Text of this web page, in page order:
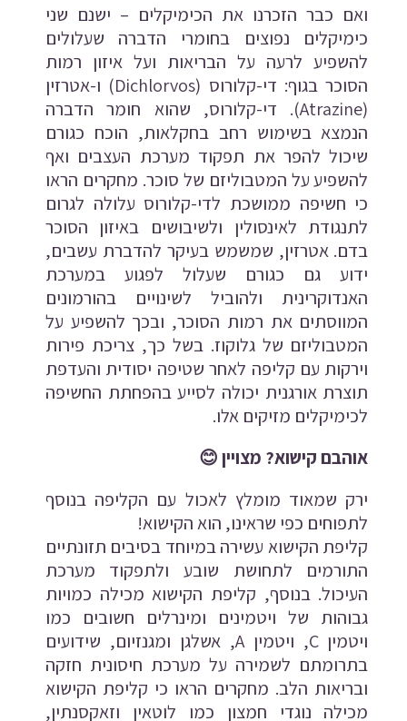
ואם כבר הזכרנו את הכימיקלים – ישנם שני
כימיקלים נפוצים בחומרי הדברה שעלולים
להשפיע לרעה על הבריאות ועל איזון רמות
הסוכר בגוף: די-קלורוס (Dichlorvos) ו-אטרזין
(Atrazine). די-קלורוס, שהוא חומר הדברה
הנמצא בשימוש רחב בחקלאות, הוכח כגורם
שיכול להפר את תפקוד מערכת העצבים ואף
להשפיע על המטבוליזם של סוכר. מחקרים הראו
כי חשיפה ממושכת לדי-קלורוס עלולה לגרום
לתנגודת לאינסולין ולשיבושים באיזון הסוכר
בדם. אטרזין, שמשמש בעיקר להדברת עשבים,
ידוע גם כגורם שעלול לפגוע במערכת
האנדוקרינית ולהוביל לשינויים בהורמונים
המווסתים את רמות הסוכר, ובכך להשפיע על
המטבוליזם של גלוקוז. בשל כך, צריכת פירות
וירקות עם קליפה לאחר שטיפה יסודית והעדפת
תוצרת אורגנית יכולה לסייע בהפחתת החשיפה
לכימיקלים מזיקים אלו.
אוהבם קישוא? מצויין😊
ירק שמאוד מומלץ לאכול עם הקליפה בנוסף
לתפוחים כפי שראינו, הוא הקישוא!
קליפת הקישוא עשירה במיוחד בסיבים תזונתיים
התורמים לתחושת שובע ולתפקוד מערכת
העיכול. בנוסף, קליפת הקישוא מכילה כמויות
גבוהות של ויטמינים ומינרלים חשובים כמו
ויטמין C, ויטמין A, אשלגן ומגנזיום, שידועים
בתרומתם לשמירה על מערכת חיסונית חזקה
ובריאות הלב. מחקרים הראו כי קליפת הקישוא
מכילה נוגדי חמצון כמו לוטאין וזאקסנתין,